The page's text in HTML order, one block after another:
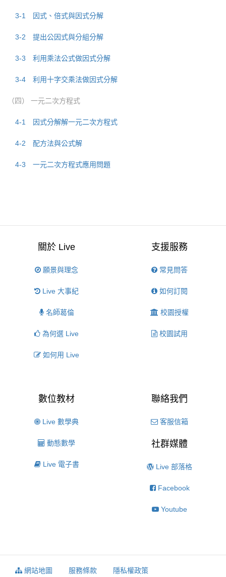
3-1 因式、倍式與因式分解
3-2 提出公因式與分組分解
3-3 利用乘法公式做因式分解
3-4 利用十字交乘法做因式分解
（四） 一元二次方程式
4-1 因式分解解一元二次方程式
4-2 配方法與公式解
4-3 一元二次方程式應用問題
關於 Live
願景與理念
Live 大事紀
名師葛倫
為何選 Live
如何用 Live
支援服務
常見問答
如何訂閱
校園授權
校園試用
數位教材
Live 數學典
動態數學
Live 電子書
聯絡我們
客服信箱
社群媒體
Live 部落格
Facebook
Youtube
網站地圖 服務條款 隱私權政策